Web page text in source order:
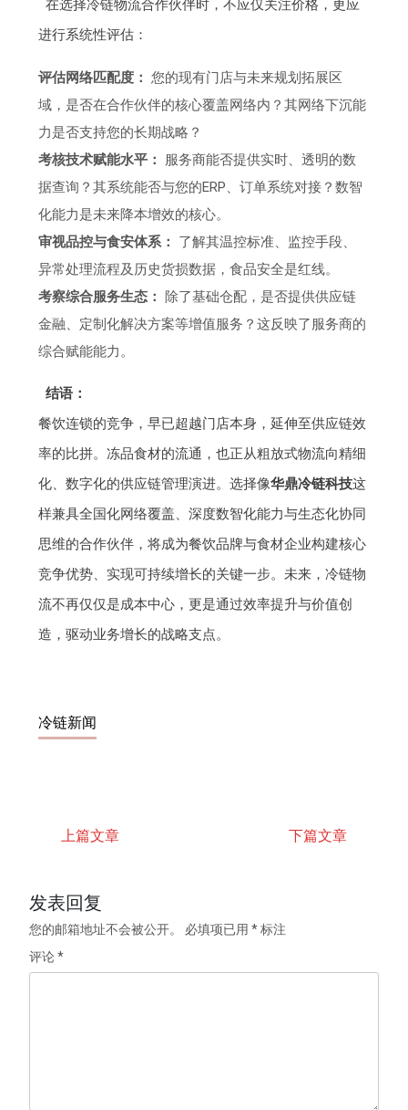
在选择冷链物流合作伙伴时，不应仅关注价格，更应
进行系统性评估：
评估网络匹配度： 您的现有门店与未来规划拓展区
域，是否在合作伙伴的核心覆盖网络内？其网络下沉能
力是否支持您的长期战略？
考核技术赋能水平：
服务商能否提供实时、透明的数
据查询？其系统能否与您的ERP、订单系统对接？数智
化能力是未来降本增效的核心。
审视品控与食安体系：
了解其温控标准、监控手段、
异常处理流程及历史货损数据，食品安全是红线。
考察综合服务生态：
除了基础仓配，是否提供供应链
金融、定制化解决方案等增值服务？这反映了服务商的
综合赋能能力。
结语：
餐饮连锁的竞争，早已超越门店本身，延伸至供应链效
率的比拼。冻品食材的流通，也正从粗放式物流向精细
化、数字化的供应链管理演进。选择像华鼎冷链科技这
样兼具全国化网络覆盖、深度数智化能力与生态化协同
思维的合作伙伴，将成为餐饮品牌与食材企业构建核心
竞争优势、实现可持续增长的关键一步。未来，冷链物
流不再仅仅是成本中心，更是通过效率提升与价值创
造，驱动业务增长的战略支点。
冷链新闻
上篇文章 下篇文章
发表回复
您的邮箱地址不会被公开。 必填项已用*标注
评论*